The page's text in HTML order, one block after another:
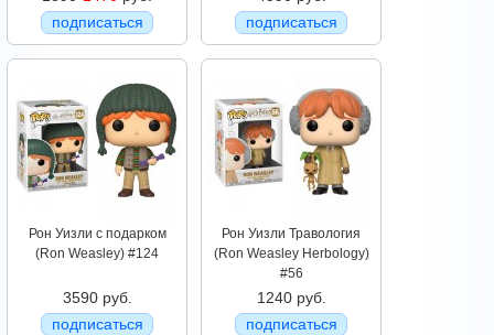
подписаться
подписаться
Рон Уизли с подарком
(Ron Weasley) #124
3590 руб.
подписаться
Рон Уизли Травология
(Ron Weasley Herbology)
#56
1240 руб.
подписаться